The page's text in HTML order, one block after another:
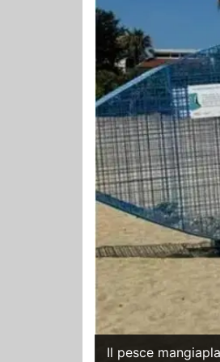
Il pesce